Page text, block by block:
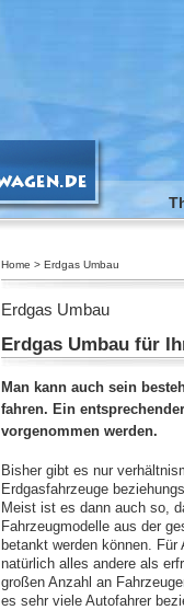
Home > Erdgas Umbau
Erdgas Umbau
Erdgas Umbau für
Man kann auch sein
fahren. Ein
vorgenommen werden.
Bisher gibt es nur
Erdgasfahrzeuge
Meist ist es dann auch so,
Fahrzeugmodelle aus der
betankt werden können.
natürlich alles andere als
großen Anzahl an
es sehr viele Autofahrer